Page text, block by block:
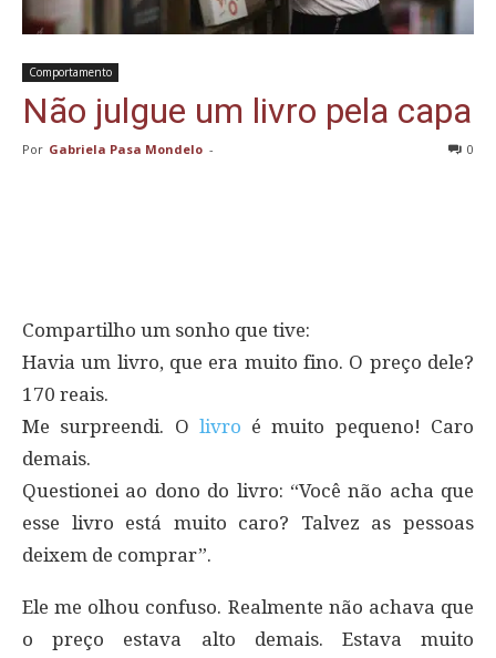
Comportamento
Não julgue um livro pela capa
Por Gabriela Pasa Mondelo - 0
Compartilho um sonho que tive:
Havia um livro, que era muito fino. O preço dele?
170 reais.
Me surpreendi. O livro é muito pequeno! Caro
demais.
Questionei ao dono do livro: “Você não acha que
esse livro está muito caro? Talvez as pessoas
deixem de comprar”.
Ele me olhou confuso. Realmente não achava que
o preço estava alto demais. Estava muito